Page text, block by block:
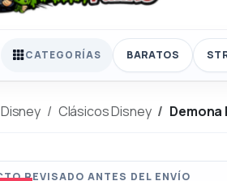
CATEGORÍAS BARATOS
Disney Clásicos Disney Demona